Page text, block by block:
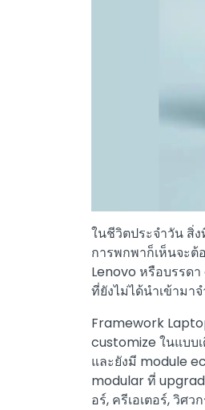
ในชีวิตประจำวัน สิ่
การพกพาก็เห็นจะต้
Lenovo หรือบรรด
ที่ยังไม่ได้นำเข้ามา
Framework
customize ในแบบ
และยังมี module
modular ที่
อร์, ครีเอเตอร์, วิศว